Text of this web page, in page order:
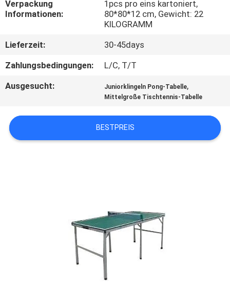
KONTAKT
UNS
BITTE
EIN
ANGEBOT
Verpackung
Informationen:
1pcs pro eins kartoniert,
80*80*12 cm, Gewicht: 22
KILOGRAMM
Lieferzeit:
30-45days
Zahlungsbedingungen:
L/C, T/T
Ausgesucht:
Juniorklingeln Pong-Tabelle,
Mittelgroße Tischtennis-Tabelle
BESTPREIS